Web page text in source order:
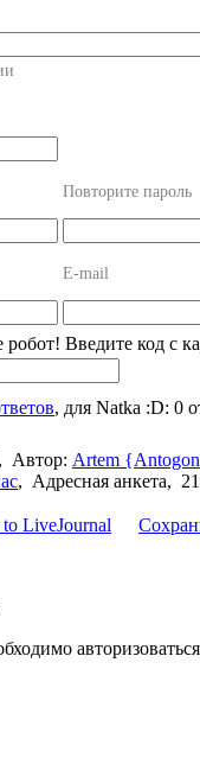
Повторите пароль
E-mail
Введите код с
, для Natka :D: 0
Автор: Artem
, Адресная анкета,